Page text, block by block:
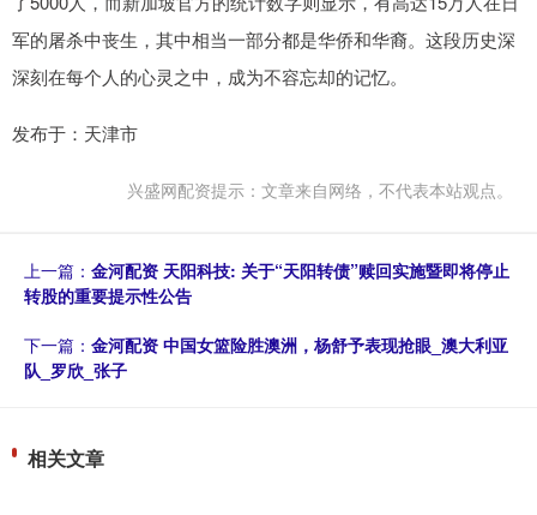
军的屠杀中丧生，其中相当一部分都是华侨和华裔。这段历史深
深刻在每个人的心灵之中，成为不容忘却的记忆。
发布于：天津市
兴盛网配资提示：文章来自网络，不代表本站观点。
上一篇： 金河配资 天阳科技: 关于“天阳转债”赎回实施暨即将停止
转股的重要提示性公告
下一篇： 金河配资 中国女篮险胜澳洲，杨舒予表现抢眼_澳大利亚
队_罗欣_张子
相关文章